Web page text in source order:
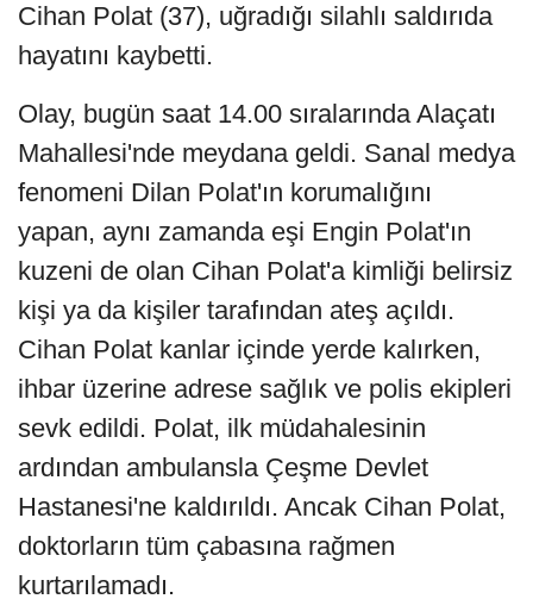
Cihan Polat (37), uğradığı silahlı saldırıda
hayatını kaybetti.
Olay, bugün saat 14.00 sıralarında Alaçatı
Mahallesi'nde meydana geldi. Sanal medya
fenomeni Dilan Polat'ın korumalığını
yapan, aynı zamanda eşi Engin Polat'ın
kuzeni de olan Cihan Polat'a kimliği belirsiz
kişi ya da kişiler tarafından ateş açıldı.
Cihan Polat kanlar içinde yerde kalırken,
ihbar üzerine adrese sağlık ve polis ekipleri
sevk edildi. Polat, ilk müdahalesinin
ardından ambulansla Çeşme Devlet
Hastanesi'ne kaldırıldı. Ancak Cihan Polat,
doktorların tüm çabasına rağmen
kurtarılamadı.